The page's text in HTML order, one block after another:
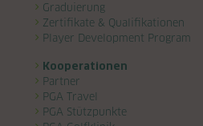
Graduierung
Zertifikate & Qualifikationen
Player Development Program
Kooperationen
Partner
PGA Travel
PGA Stützpunkte